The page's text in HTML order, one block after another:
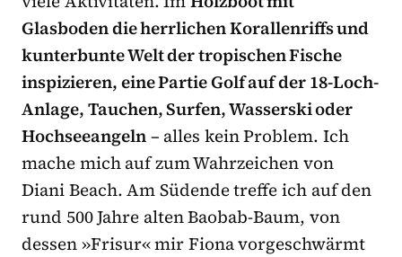
Glasboden die herrlichen Korallenriffs und
kunterbunte Welt der tropischen Fische
inspizieren, eine Partie Golf auf der 18-Loch-
Anlage, Tauchen, Surfen, Wasserski oder
Hochseeangeln– alles kein Problem. Ich
mache mich auf zum Wahrzeichen von
Diani Beach. Am Südende treffe ich auf den
rund 500 Jahre alten Baobab-Baum, von
dessen »Frisur« mir Fiona vorgeschwärmt